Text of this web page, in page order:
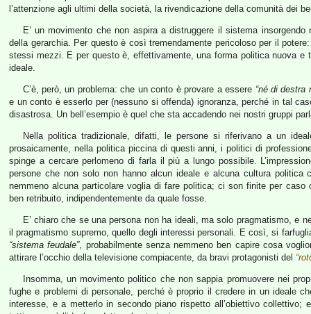
l’attenzione agli ultimi della società, la rivendicazione della comunità dei
E’ un movimento che non aspira a distruggere il sistema
della gerarchia. Per questo è così tremendamente pericoloso per il
stessi mezzi. E per questo è, effettivamente, una forma politica nuova e
ideale.
C’è, però, un problema: che un conto è provare a essere “né di destra
e un conto è esserlo per (nessuno si offenda) ignoranza, perché in tal
disastrosa. Un bell’esempio è quel che sta accadendo nei nostri gruppi
Nella politica tradizionale, difatti, le persone si riferivano a un
prosaicamente, nella politica piccina di questi anni, i politici di
spinge a cercare perlomeno di farla il più a lungo possibile.
persone che non solo non hanno alcun ideale e alcuna cultura
nemmeno alcuna particolare voglia di fare politica; ci son finite per
ben retribuito, indipendentemente da quale fosse.
E’ chiaro che se una persona non ha ideali, ma solo pragmatismo, e
il pragmatismo supremo, quello degli interessi personali. E così, si
“sistema feudale”, probabilmente senza nemmeno ben capire cosa
attirare l’occhio della televisione compiacente, da bravi protagonisti del
Insomma, un movimento politico che non sappia promuovere nei
fughe e problemi di personale, perché è proprio il credere in un ideale
interesse, e a metterlo in secondo piano rispetto all’obiettivo